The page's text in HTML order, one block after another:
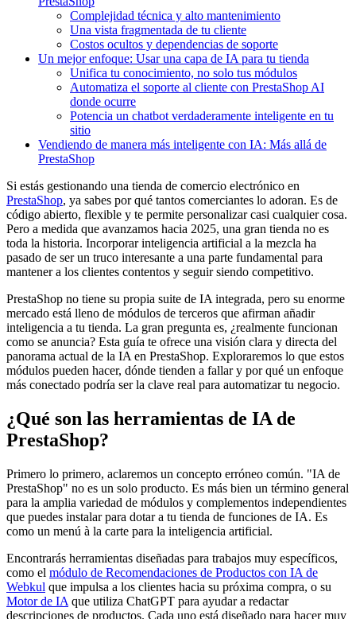
Complejidad técnica y alto mantenimiento
Una vista fragmentada de tu cliente
Costos ocultos y dependencias de soporte
Un mejor enfoque: Usar una capa de IA para tu tienda
Unifica tu conocimiento, no solo tus módulos
Automatiza el soporte al cliente con PrestaShop AI
donde ocurre
Potencia un chatbot verdaderamente inteligente en tu
sitio
Vendiendo de manera más inteligente con IA: Más allá de
PrestaShop
Si estás gestionando una tienda de comercio electrónico en
PrestaShop, ya sabes por qué tantos comerciantes lo adoran. Es de
código abierto, flexible y te permite personalizar casi cualquier cosa.
Pero a medida que avanzamos hacia 2025, una gran tienda no es
toda la historia. Incorporar inteligencia artificial a la mezcla ha
pasado de ser un truco interesante a una parte fundamental para
mantener a los clientes contentos y seguir siendo competitivo.
PrestaShop no tiene su propia suite de IA integrada, pero su enorme
mercado está lleno de módulos de terceros que afirman añadir
inteligencia a tu tienda. La gran pregunta es, ¿realmente funcionan
como se anuncia? Esta guía te ofrece una visión clara y directa del
panorama actual de la IA en PrestaShop. Exploraremos lo que estos
módulos pueden hacer, dónde tienden a fallar y por qué un enfoque
más conectado podría ser la clave real para automatizar tu negocio.
¿Qué son las herramientas de IA de
PrestaShop?
Primero lo primero, aclaremos un concepto erróneo común. "IA de
PrestaShop" no es un solo producto. Es más bien un término general
para la amplia variedad de módulos y complementos independientes
que puedes instalar para dotar a tu tienda de funciones de IA. Es
como un menú à la carte para la inteligencia artificial.
Encontrarás herramientas diseñadas para trabajos muy específicos,
como el módulo de Recomendaciones de Productos con IA de
Webkul que impulsa a los clientes hacia su próxima compra, o su
Motor de IA que utiliza ChatGPT para ayudar a redactar
descripciones de productos. Cada uno está diseñado para hacer muy